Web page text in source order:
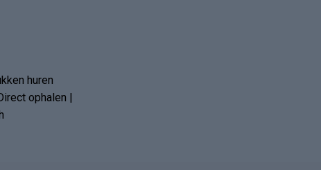
huren
ophalen |